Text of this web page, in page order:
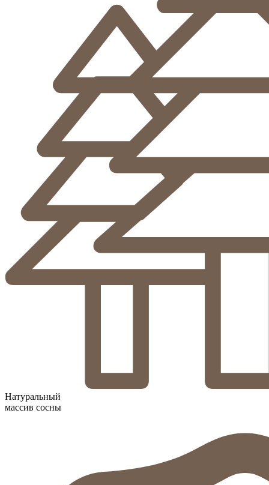
Натуральный
массив сосны